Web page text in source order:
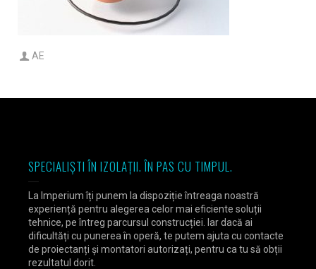
AE
SPECIALIȘTI ÎN IZOLAȚII. ÎN PAS CU TIMPUL.
La Imperium îți punem la dispoziție întreaga noastră
experiență pentru alegerea celor mai eficiente soluții
tehnice, pe întreg parcursul construcției. Iar dacă ai
dificultăți cu punerea în operă, te putem ajuta cu contacte
de proiectanți și montatori autorizați, pentru ca tu să obții
rezultatul dorit.